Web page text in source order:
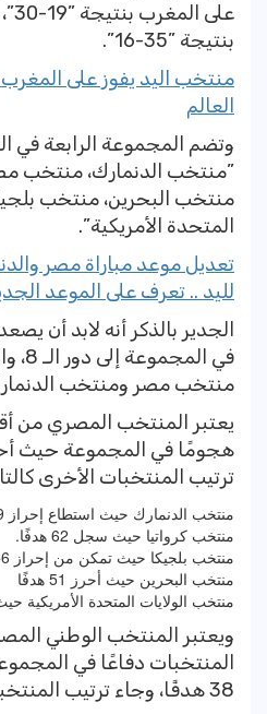
بنتيجة ”35-16”.
منتخب اليد يفوز على
العالم
وتضم المجموعة الرابعة في
”منتخب الدنمارك، منتخب
منتخب البحرين، منتخب
المتحدة الأمريكية”.
تعديل موعد مباراة مصر
لليد .. تعرف على الموعد
الجدير بالذكر أنه لابد أن
في
منتخب مصر ومنتخب
يعتبر المنتخب المصري من
ترتيب المنتخبات الأخرى
منتخب الدنمارك حيث استطاع إحراز 79 هدفًا.
منتخب كرواتيا حيث سجل 62 هدفًا.
منتخب بلجيكا حيث تمكن من إحراز 56 هدفًا.
منتخب البحرين حيث أحرز 51 هدفًا
منتخب الولايات المتحدة الأمريكية حيث
ويعتبر المنتخب الوطني
المنتخبات دفاعًا في
38 هدفًا، وجاء ترتيب المنتخبات الأخرى كالتالي: